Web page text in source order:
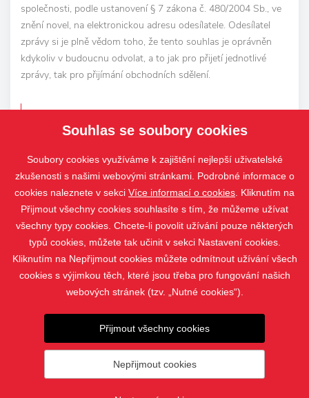
společnosti, podle ustanovení § 7 zákona č. 480/2004 Sb., ve
znění novel, na elektronickou adresu odesílatele. Odesílatel
zprávy si je plně vědom toho, že tento souhlas je oprávněn
kdykoliv v budoucnu odvolat, a to jak pro přijetí jednotlivé
zprávy, tak pro přijímání obchodních sdělení.
PRODUKTY
Souhlas se soubory cookies
Soubory cookies využíváme k zajištění nejlepší uživatelské
zkušenosti s našimi webovými stránkami. Podrobné informace o
cookies naleznete v sekci Více informací o cookies . Kliknutím na
Přijmout všechny cookies souhlasíte s tím, že můžeme užívat
všechny typy cookies. Chcete-li povolit užívání pouze některých
typů cookies, můžete tak učinit v sekci Nastavení cookies.
Kliknutím na Nepřijmout cookies můžete odmítnout užívání všech
cookies s výjimkou těch, které jsou třeba pro fungování našich
webových stránek (tzv. „Nutné cookies“).
Přijmout všechny cookies
Nepřijmout cookies